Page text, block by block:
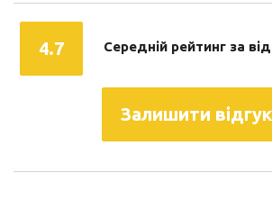
4.7 Середній рейтинг за
Залишити відгук